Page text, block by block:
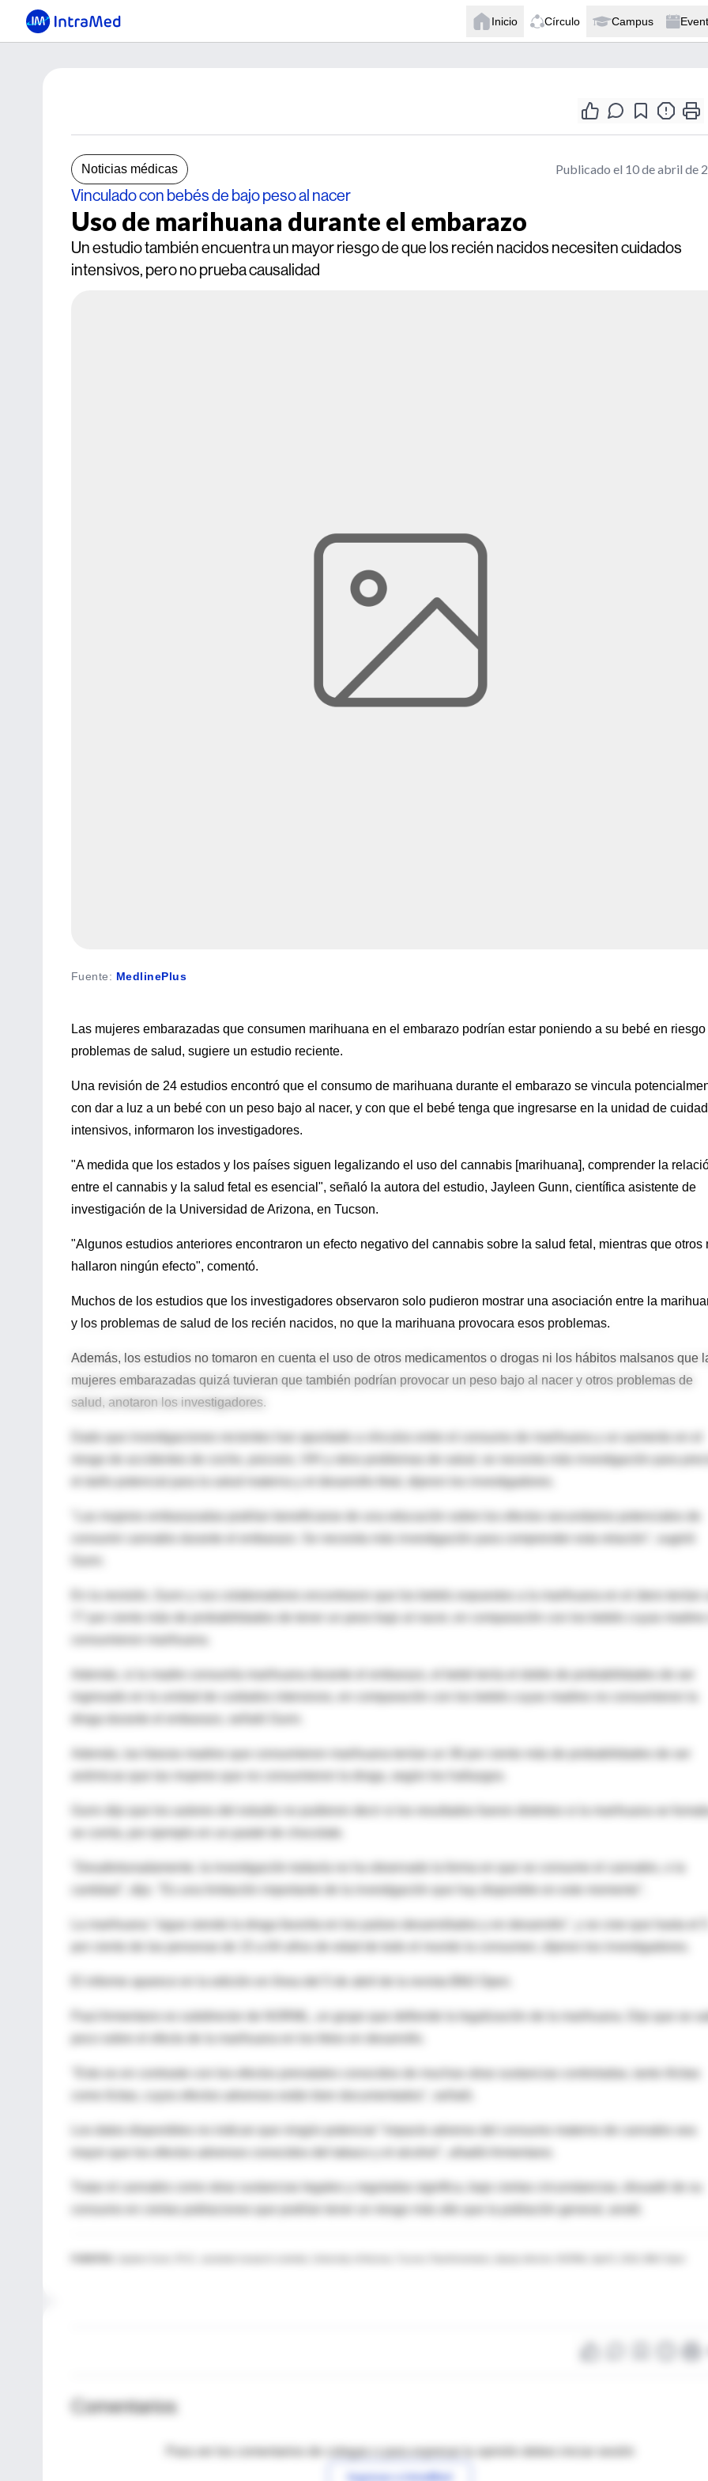
Inicio Círculo Campus
Noticias médicas Publicado el 10 de abril de
Vinculado con bebés de bajo peso al nacer
Uso de marihuana durante el embarazo
Un estudio también encuentra un mayor riesgo de que los recién nacidos necesiten cuidados
intensivos, pero no prueba causalidad
Fuente: MedlinePlus
Las mujeres embarazadas que consumen marihuana en el embarazo podrían estar poniendo a su bebé en riesgo
problemas de salud, sugiere un estudio reciente.
Una revisión de 24 estudios encontró que el consumo de marihuana durante el embarazo se vincula
con dar a luz a un bebé con un peso bajo al nacer, y con que el bebé tenga que ingresarse en la unidad de
intensivos, informaron los investigadores.
"A medida que los estados y los países siguen legalizando el uso del cannabis [marihuana], comprender la
entre el cannabis y la salud fetal es esencial", señaló la autora del estudio, Jayleen Gunn, científica asistente de
investigación de la Universidad de Arizona, en Tucson.
"Algunos estudios anteriores encontraron un efecto negativo del cannabis sobre la salud fetal, mientras que otros
hallaron ningún efecto", comentó.
Muchos de los estudios que los investigadores observaron solo pudieron mostrar una asociación entre la
y los problemas de salud de los recién nacidos, no que la marihuana provocara esos problemas.
Además, los estudios no tomaron en cuenta el uso de otros medicamentos o drogas ni los hábitos malsanos que
mujeres embarazadas quizá tuvieran que también podrían provocar un peso bajo al nacer y otros problemas de
salud, anotaron los investigadores.
Dado que investigaciones recientes han apuntado a vínculos entre el consumo de marihuana y un aumento en el
riesgo de accidentes de coche, psicosis, VIH y otros problemas de salud, se necesita más investigación para
el daño potencial para la salud materna y el desarrollo fetal, dijeron los investigadores.
consumir cannabis durante el embarazo. Se necesita más investigación para comprender esta relación", sugirió
ingresado en la unidad de cuidados intensivos, en comparación con los bebés cuyas madres no consumieron la
droga durante el embarazo, señaló Gunn.
anémicas que las mujeres que no consumieron la droga, según los hallazgos.
"Desafortunadamente, la investigación todavía no ha observado la forma en que se consume el cannabis, o la
cantidad", dijo. "Es una limitación importante de la investigación que hay disponible en este momento".
La marihuana "sigue siendo la droga favorita en los países desarrollados y en desarrollo", y se cree que hasta el 5
por ciento de las personas de 15 a 64 años de edad de todo el mundo la consumen, dijeron los investigadores.
El informe aparece en la edición en línea del 5 de abril de la revista BMJ Open.
Paul Armentano es subdirector de NORML, un grupo que defiende la legalización de la marihuana. Dijo que se
Los datos disponibles no indican que ningún potencial "impacto adverso del consumo materno de cannabis sea
mayor que los efectos adversos conocidos del tabaco y el alcohol", añadió Armentano.
Tratar el cannabis como otras sustancias legales y reguladas significa, bajo ciertas circunstancias, disuadir de su
consumo en ciertas poblaciones que podrían tener un riesgo más alto que la población general, anotó.
Comentarios
Para ver los comentarios de colegas o para expresar tu opinión debes iniciar sesión
Ingresar a IntraMed